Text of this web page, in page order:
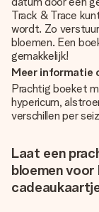
Track & Trace
wordt. Zo
bloemen. Een
gemakkelijk!
Meer informatie
Prachtig boeket
hypericum,
verschillen per
Laat een
bloemen